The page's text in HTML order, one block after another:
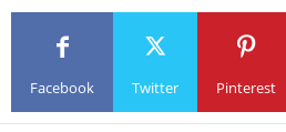
Facebook Twitter Pinterest